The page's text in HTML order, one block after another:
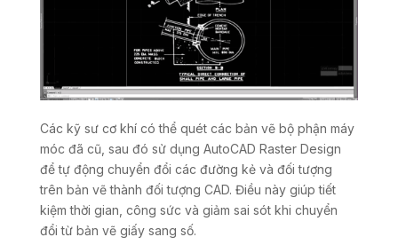
Các kỹ sư cơ khí có thể quét các bản vẽ bộ phận máy
móc đã cũ, sau đó sử dụng AutoCAD Raster Design
để tự động chuyển đổi các đường kẻ và đối tượng
trên bản vẽ thành đối tượng CAD. Điều này giúp tiết
kiệm thời gian, công sức và giảm sai sót khi chuyển
đổi từ bản vẽ giấy sang số.